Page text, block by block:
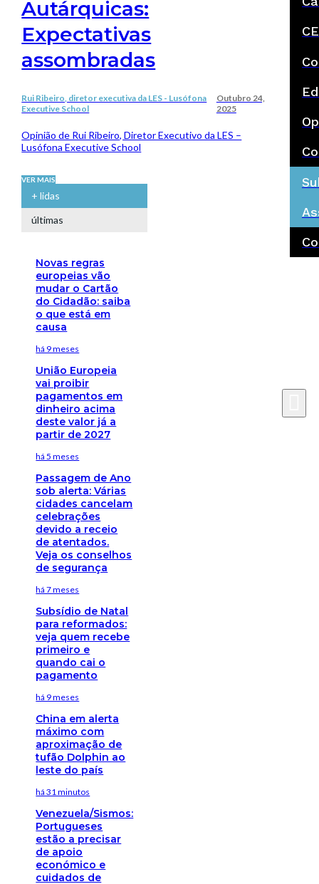
Autárquicas:
Expectativas
assombradas
Rui Ribeiro, diretor executiva da LES - Lusófona
Executive School
Outubro 24,
2025
Opinião de Rui Ribeiro, Diretor Executivo da LES –
Lusófona Executive School
VER MAIS
+ lidas
últimas
Novas regras
europeias vão
mudar o Cartão
do Cidadão: saiba
o que está em
causa
há 9 meses
União Europeia
vai proibir
pagamentos em
dinheiro acima
deste valor já a
partir de 2027
há 5 meses
Passagem de Ano
sob alerta: Várias
cidades cancelam
celebrações
devido a receio
de atentados.
Veja os conselhos
de segurança
há 7 meses
Subsídio de Natal
para reformados:
veja quem recebe
primeiro e
quando cai o
pagamento
há 9 meses
China em alerta
máximo com
aproximação de
tufão Dolphin ao
leste do país
há 31 minutos
Venezuela/Sismos:
Portugueses
estão a precisar
de apoio
económico e
cuidados de